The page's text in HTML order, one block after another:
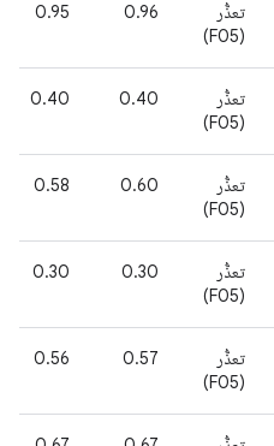
تعذُّر
(F05)
0.96
0.95
تعذُّر
(F05)
0.40
0.40
تعذُّر
(F05)
0.60
0.58
تعذُّر
(F05)
0.30
0.30
تعذُّر
(F05)
0.57
0.56